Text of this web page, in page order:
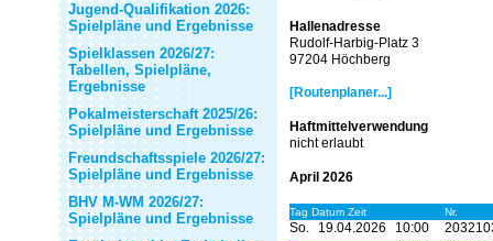
Jugend-Qualifikation 2026:
Spielpläne und Ergebnisse
Spielklassen 2026/27:
Tabellen, Spielpläne,
Ergebnisse
Pokalmeisterschaft 2025/26:
Spielpläne und Ergebnisse
Freundschaftsspiele 2026/27:
Spielpläne und Ergebnisse
BHV M-WM 2026/27:
Spielpläne und Ergebnisse
Hallenadresse
Rudolf-Harbig-Platz 3
97204 Höchberg
[Routenplaner...]
Haftmittelverwendung
nicht erlaubt
April 2026
Tag Datum Zeit Nr.
So. 19.04.2026 10:00